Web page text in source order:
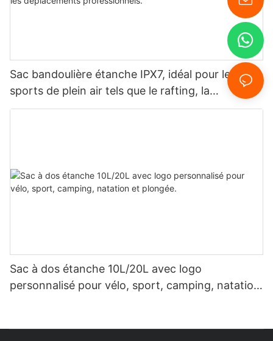
Sac bandoulière étanche IPX7, idéal pour les
sports de plein air tels que le rafting, la
spéléologie, les voyages quotidiens et les
Sac à dos étanche 10L/20L avec logo
personnalisé pour vélo, sport, camping, natation